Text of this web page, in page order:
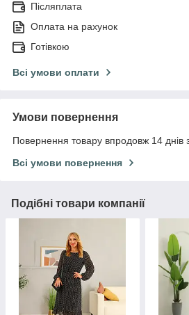
Післяплата
Оплата на рахунок
Готівкою
Всі умови оплати
Умови повернення
Повернення товару впродовж 14 днів
Всі умови повернення
Подібні товари компанії